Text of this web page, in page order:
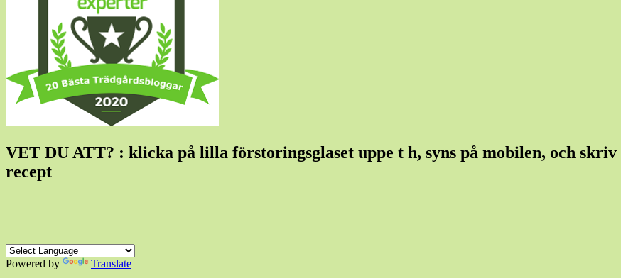
VET DU ATT? : klicka på lilla förstoringsglaset uppe t h, syns på mobilen, och
recept
Powered by Translate